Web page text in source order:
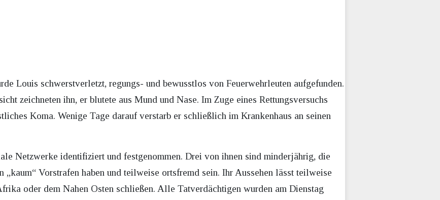
Louis schwerstverletzt, regungs- und bewusstlos von Feuerwehrleuten aufgefunden.
zeichneten ihn, er blutete aus Mund und Nase. Im Zuge eines Rettungsversuchs
Koma. Wenige Tage darauf verstarb er schließlich im Krankenhaus an seinen
Netzwerke identifiziert und festgenommen. Drei von ihnen sind minderjährig, die
„kaum“ Vorstrafen haben und teilweise ortsfremd sein. Ihr Aussehen lässt teilweise
oder dem Nahen Osten schließen. Alle Tatverdächtigen wurden am Dienstag